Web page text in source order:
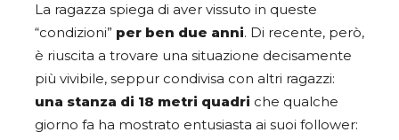
La ragazza spiega di aver vissuto in queste
“condizioni” per ben due anni. Di recente, però,
è riuscita a trovare una situazione decisamente
più vivibile, seppur condivisa con altri ragazzi:
una stanza di 18 metri quadri che qualche
giorno fa ha mostrato entusiasta ai suoi follower: